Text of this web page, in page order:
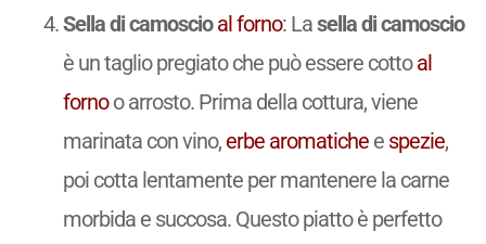
Sella di camoscioal forno: Lasella di camoscio
è un taglio pregiato che può essere cottoal
fornoo arrosto. Prima della cottura, viene
marinata con vino, erbe aromatichee spezie,
poi cotta lentamente per mantenere la carne
morbida e succosa. Questo piatto è perfetto